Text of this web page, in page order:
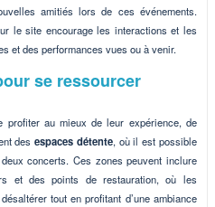
amitiés lors de ces événements.
le site encourage les interactions et les
et des performances vues ou à venir.
se ressourcer
profiter au mieux de leur expérience, de
des espaces détente, où il est possible
concerts. Ces zones peuvent inclure
et des points de restauration, où les
tout en profitant d’une ambiance